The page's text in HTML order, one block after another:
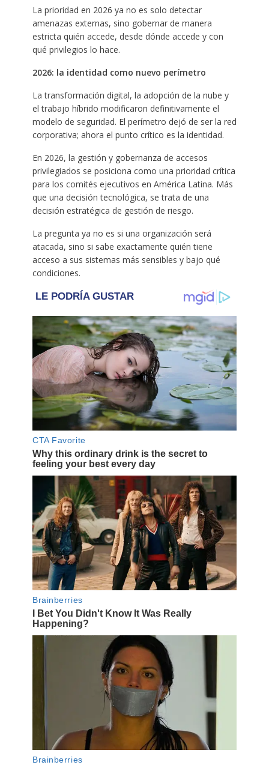
La prioridad en 2026 ya no es solo detectar
amenazas externas, sino gobernar de manera
estricta quién accede, desde dónde accede y con
qué privilegios lo hace.
2026: la identidad como nuevo perímetro
La transformación digital, la adopción de la nube y
el trabajo híbrido modificaron definitivamente el
modelo de seguridad. El perímetro dejó de ser la red
corporativa; ahora el punto crítico es la identidad.
En 2026, la gestión y gobernanza de accesos
privilegiados se posiciona como una prioridad crítica
para los comités ejecutivos en América Latina. Más
que una decisión tecnológica, se trata de una
decisión estratégica de gestión de riesgo.
La pregunta ya no es si una organización será
atacada, sino si sabe exactamente quién tiene
acceso a sus sistemas más sensibles y bajo qué
condiciones.